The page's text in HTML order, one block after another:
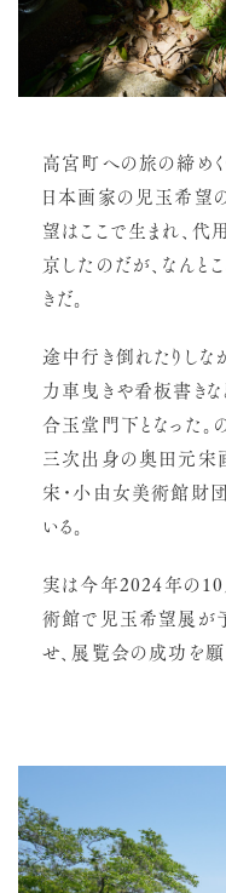
高宮町への旅の締め
日本画家の児玉希望
望はここで生まれ、代
京したのだが、なんと
きだ。
途中行き倒れたりしな
力車曳きや看板書き
合玉堂門下となった
三次出身の奥田元宋
宋・小由女美術館財
いる。
実は今年2024年の
術館で児玉希望展が
せ、展覧会の成功を